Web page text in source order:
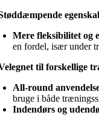
Mere fleksibilitet og
en fordel, især under
til forskellige
All-round
bruge i både
Indendørs og